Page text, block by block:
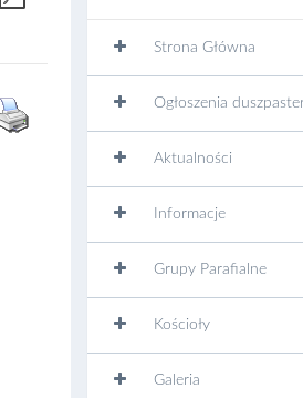
Strona Główna
Ogłoszenia
Aktualności
Informacje
Grupy Parafialne
Kościoły
Galeria